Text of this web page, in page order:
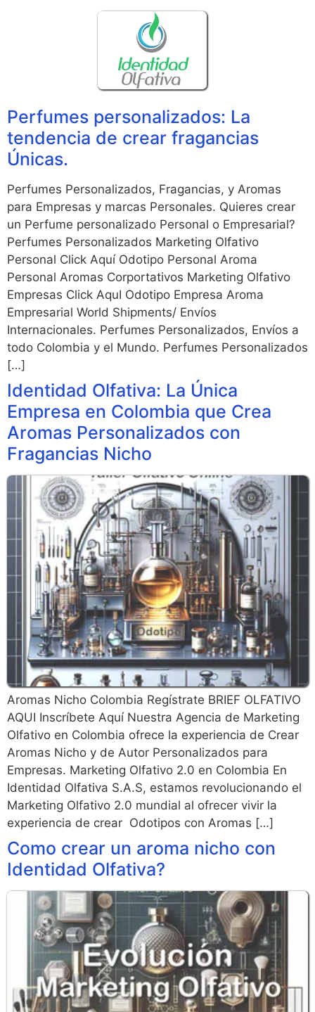
Perfumes personalizados: La
tendencia de crear fragancias
Únicas.
Perfumes Personalizados, Fragancias, y Aromas
para Empresas y marcas Personales. Quieres crear
un Perfume personalizado Personal o Empresarial?
Perfumes Personalizados Marketing Olfativo
Personal Click Aquí Odotipo Personal Aroma
Personal Aromas Corportativos Marketing Olfativo
Empresas Click AquI Odotipo Empresa Aroma
Empresarial World Shipments/ Envíos
Internacionales. Perfumes Personalizados, Envíos a
todo Colombia y el Mundo. Perfumes Personalizados
[…]
Identidad Olfativa: La Única
Empresa en Colombia que Crea
Aromas Personalizados con
Fragancias Nicho
Aromas Nicho Colombia Regístrate BRIEF OLFATIVO
AQUI Inscríbete Aquí Nuestra Agencia de Marketing
Olfativo en Colombia ofrece la experiencia de Crear
Aromas Nicho y de Autor Personalizados para
Empresas. Marketing Olfativo 2.0 en Colombia En
Identidad Olfativa S.A.S, estamos revolucionando el
Marketing Olfativo 2.0 mundial al ofrecer vivir la
experiencia de crear Odotipos con Aromas […]
Como crear un aroma nicho con
Identidad Olfativa?